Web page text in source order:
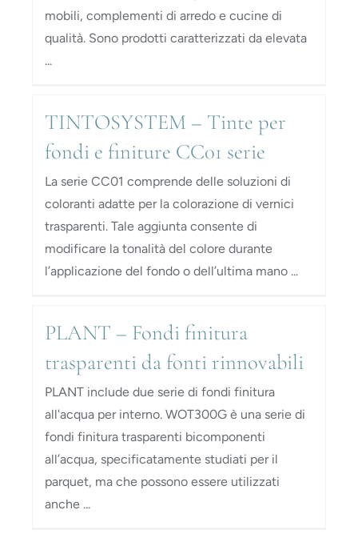
mobili, complementi di arredo e cucine di
qualità. Sono prodotti caratterizzati da elevata
...
TINTOSYSTEM – Tinte per
fondi e finiture CC01 serie
La serie CC01 comprende delle soluzioni di
coloranti adatte per la colorazione di vernici
trasparenti. Tale aggiunta consente di
modificare la tonalità del colore durante
l’applicazione del fondo o dell’ultima mano ...
PLANT – Fondi finitura
trasparenti da fonti rinnovabili
PLANT include due serie di fondi finitura
all'acqua per interno. WOT300G è una serie di
fondi finitura trasparenti bicomponenti
all’acqua, specificatamente studiati per il
parquet, ma che possono essere utilizzati
anche ...